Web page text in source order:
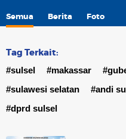
Semua Berita Foto
Tag Terkait:
#sulsel #makassar
#sulawesi selatan
#andi
#dprd sulsel